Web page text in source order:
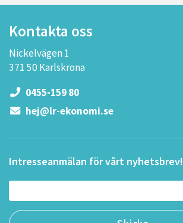
Kontakta oss
Nickelvägen 1
371 50 Karlskrona
0455-159 80
hej@lr-ekonomi.se
Intresseanmälan för vårt nyhetsbrev!